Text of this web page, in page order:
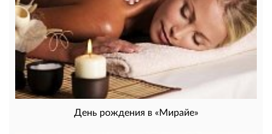
День рождения в «Мирайе»